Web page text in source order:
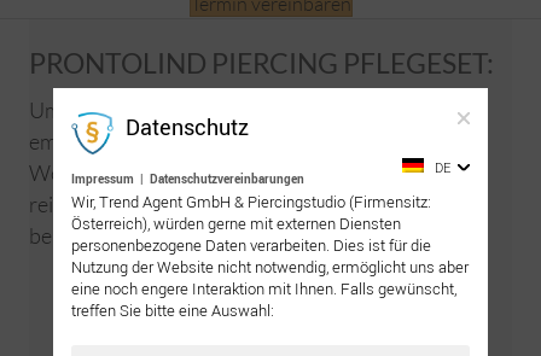
PRONTOLIND PIERCING PFLEGESET:
Um den Heilungsprozess optimal zu unterstützen
empfehlen wir äussere Piercings in den ersten 3
Wochen zweimal täglich mit ProntoLind-Spray zu
reinigen und danach mit ProntoLind-Gel zu
bestreichen.
Zur GRATIS Pflegeanleitung
Datenschutz
Impressum | Datenschutzvereinbarungen
DE
Wir, Trend Agent GmbH & Piercingstudio (Firmensitz:
Österreich), würden gerne mit externen Diensten
personenbezogene Daten verarbeiten. Dies ist für die
Nutzung der Website nicht notwendig, ermöglicht uns aber
eine noch engere Interaktion mit Ihnen. Falls gewünscht,
treffen Sie bitte eine Auswahl: